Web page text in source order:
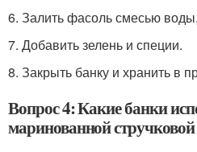
6. Залить фасоль смесью
7. Добавить зелень и специи.
8. Закрыть банку и хранить в
Вопрос 4: Какие банки
маринованной